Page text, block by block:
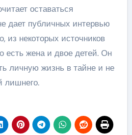
оставаться
дает публичных интервью
из некоторых источников
есть жена и двое детей. Он
личную жизнь в тайне и не
лишнего.